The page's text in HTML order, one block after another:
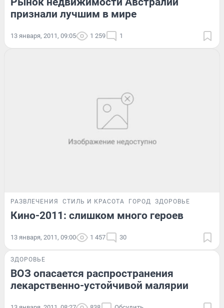
признали лучшим в мире
13 января, 2011, 09:05 1 259 1
РАЗВЛЕЧЕНИЯ СТИЛЬ И КРАСОТА ГОРОД ЗДОРОВЬЕ
Кино-2011: слишком много героев
13 января, 2011, 09:00 1 457 30
ЗДОРОВЬЕ
ВОЗ опасается распространения
лекарственно-устойчивой малярии